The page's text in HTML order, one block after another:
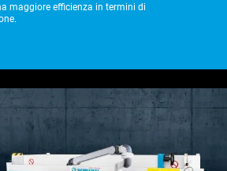
maggiore efficienza in termini di